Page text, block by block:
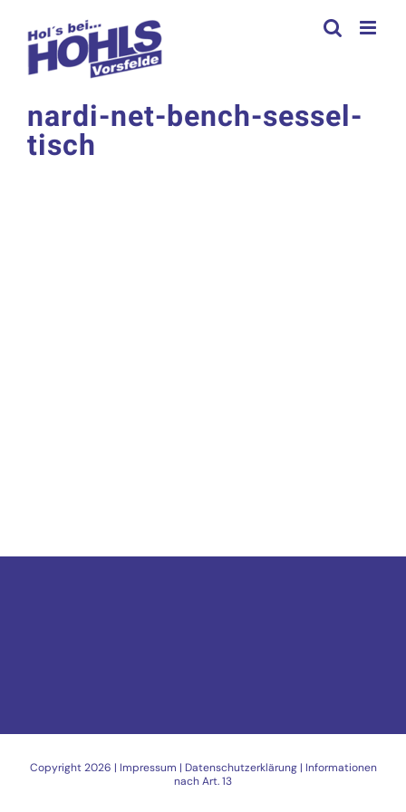
Inhalt
springen
nardi-net-bench-sessel-
tisch
Copyright2026 | Impressum | Datenschutzerklärung| Informationen
nach Art. 13